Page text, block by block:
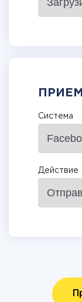
Система
Действие